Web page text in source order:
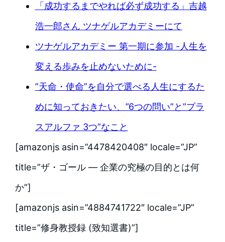
「成功するまでやれば必ず成功する」吉越
浩一郎さん ツナゲルアカデミーにて
ツナゲルアカデミー 第一期に参加 -人生を
変える歩みを止めないために-
”天命・使命”を自分で選べる人生にするた
めに知っておきたい、”6つの問い”と”プラ
スアルファ 3つ”なこと
[amazonjs asin=”4478420408″ locale=”JP”
title=”ザ・ゴール ― 企業の究極の目的とは何
か”]
[amazonjs asin=”4884741722″ locale=”JP”
title=”修身教授録 (致知選書)”]